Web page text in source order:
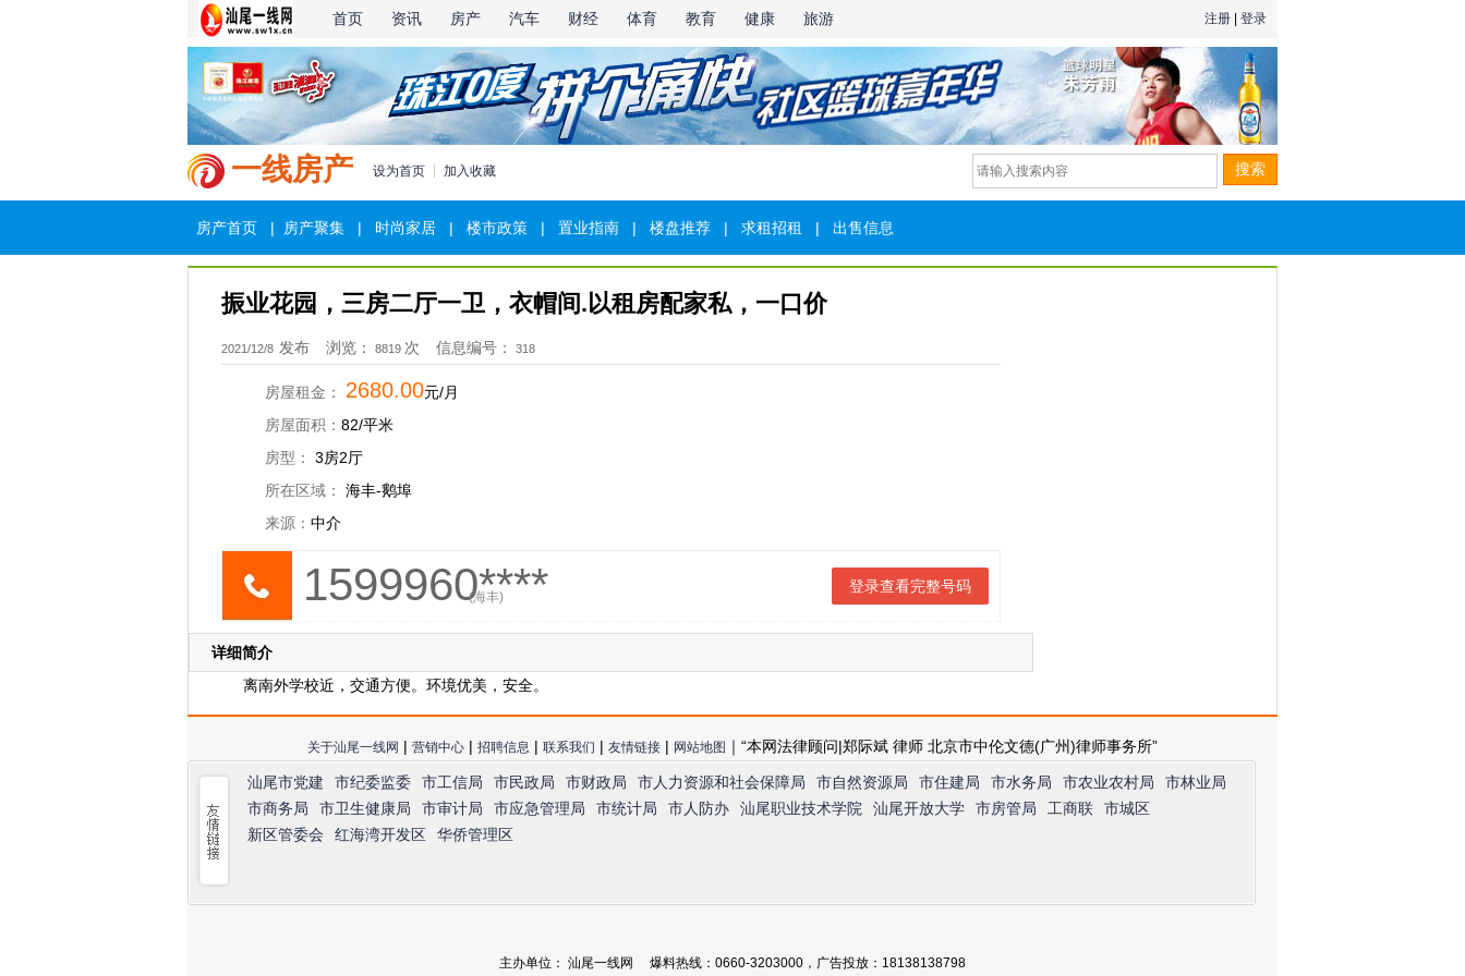
首页 资讯 房产 汽车 财经 体育 教育 健康 旅游 注册 登录
一线房产 设为首页 加入收藏
房产首页 | 房产聚集 | 时尚家居 | 楼市政策 | 置业指南 | 楼盘推荐 | 求租招租 | 出售信息
振业花园，三房二厅一卫，衣帽间.以租房配家私，一口价
2021/12/8 发布 浏览： 8819 次 信息编号： 318
房屋租金： 2680.00元/月
房屋面积： 82/平米
房型：
3房2厅
所在区域：
海丰-鹅埠
来源： 中介
1599960****
(海丰)
登录查看完整号码
详细简介
离南外学校近，交通方便。环境优美，安全。
关于汕尾一线网 | 营销中心 | 招聘信息 | 联系我们 | 友情链接 | 网站地图 ｜“本网法律顾问|郑际斌 律师 北京市中伦文德(广州)律师事务所”
汕尾市党建 市纪委监委 市工信局 市民政局 市财政局 市人力资源和社会保障局 市自然资源局 市住建局 市水务局 市农业农村局
市林业局
市商务局
市卫生健康局 市审计局 市应急管理局 市统计局 市人防办 汕尾职业技术学院 汕尾开放大学 市房管局 工商联
市城区
新区管委会
红海湾开发区 华侨管理区
主办单位： 汕尾一线网 爆料热线：0660-3203000，广告投放：18138138798